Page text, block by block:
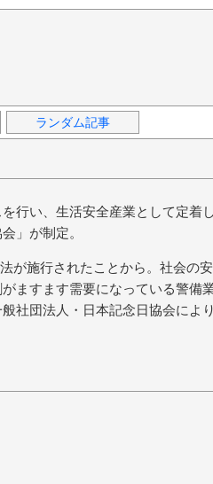
ランダム記事
行い、生活安全産業として定着
」が制定。
が施行されたことから。社会の
ますます需要になっている警備
社団法人・日本記念日協会によ